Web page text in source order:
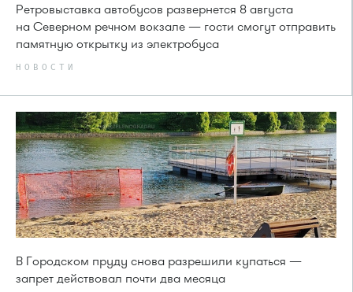
Ретровыставка автобусов развернется 8 августа
на Северном речном вокзале — гости смогут отправить
памятную открытку из электробуса
НОВОСТИ
В Городском пруду снова разрешили купаться —
запрет действовал почти два месяца